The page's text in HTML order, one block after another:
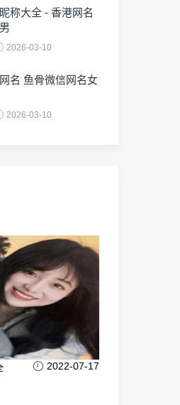
称大全 - 香港网名
2026-03-10
名 鱼骨微信网名女
2026-03-10
2022-07-17